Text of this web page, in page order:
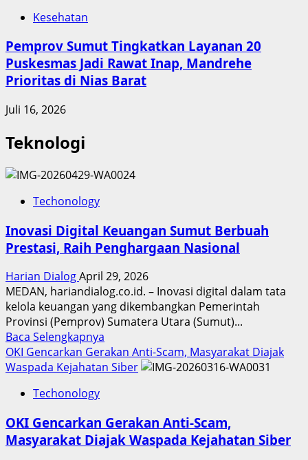
Kesehatan
Pemprov Sumut Tingkatkan Layanan 20
Puskesmas Jadi Rawat Inap, Mandrehe
Prioritas di Nias Barat
Juli 16, 2026
Teknologi
Techonology
Inovasi Digital Keuangan Sumut Berbuah
Prestasi, Raih Penghargaan Nasional
Harian DialogApril 29, 2026
MEDAN, hariandialog.co.id. – Inovasi digital dalam tata
kelola keuangan yang dikembangkan Pemerintah
Provinsi (Pemprov) Sumatera Utara (Sumut)...
Baca Selengkapnya
more
about
Sumut
Berbuah
OKI Gencarkan Gerakan Anti-Scam, Masyarakat Diajak
Waspada Kejahatan Siber
Techonology
OKI Gencarkan Gerakan Anti-Scam,
Masyarakat Diajak Waspada Kejahatan Siber